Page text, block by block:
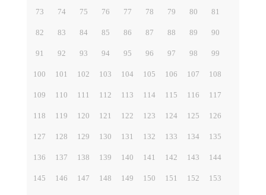
73 74 75 76 77 78 79 80 81
82 83 84 85 86 87 88 89 90
91 92 93 94 95 96 97 98 99
100 101 102 103 104 105 106 107 108
109 110 111 112 113 114 115 116 117
118 119 120 121 122 123 124 125 126
127 128 129 130 131 132 133 134 135
136 137 138 139 140 141 142 143 144
145 146 147 148 149 150 151 152 153